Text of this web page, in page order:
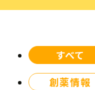
すべて
創薬情報